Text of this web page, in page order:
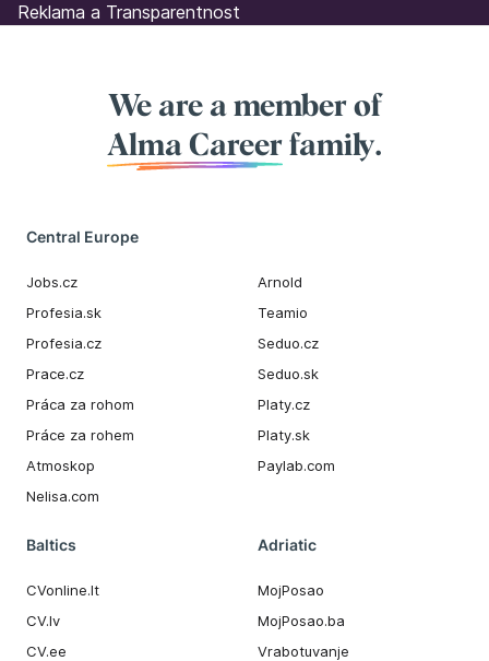
Reklama a Transparentnost
We are a member of
Alma Career family.
Central Europe
Jobs.cz
Profesia.sk
Profesia.cz
Prace.cz
Práca za rohom
Práce za rohem
Atmoskop
Nelisa.com
Arnold
Teamio
Seduo.cz
Seduo.sk
Platy.cz
Platy.sk
Paylab.com
Baltics
CVonline.lt
CV.lv
CV.ee
Adriatic
MojPosao
MojPosao.ba
Vrabotuvanje